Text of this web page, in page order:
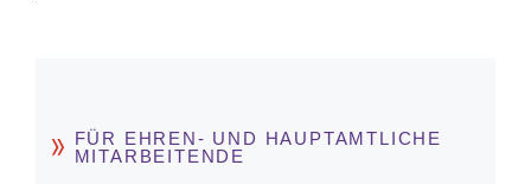
FÜR EHREN- UND HAUPTAMTLICHE
MITARBEITENDE